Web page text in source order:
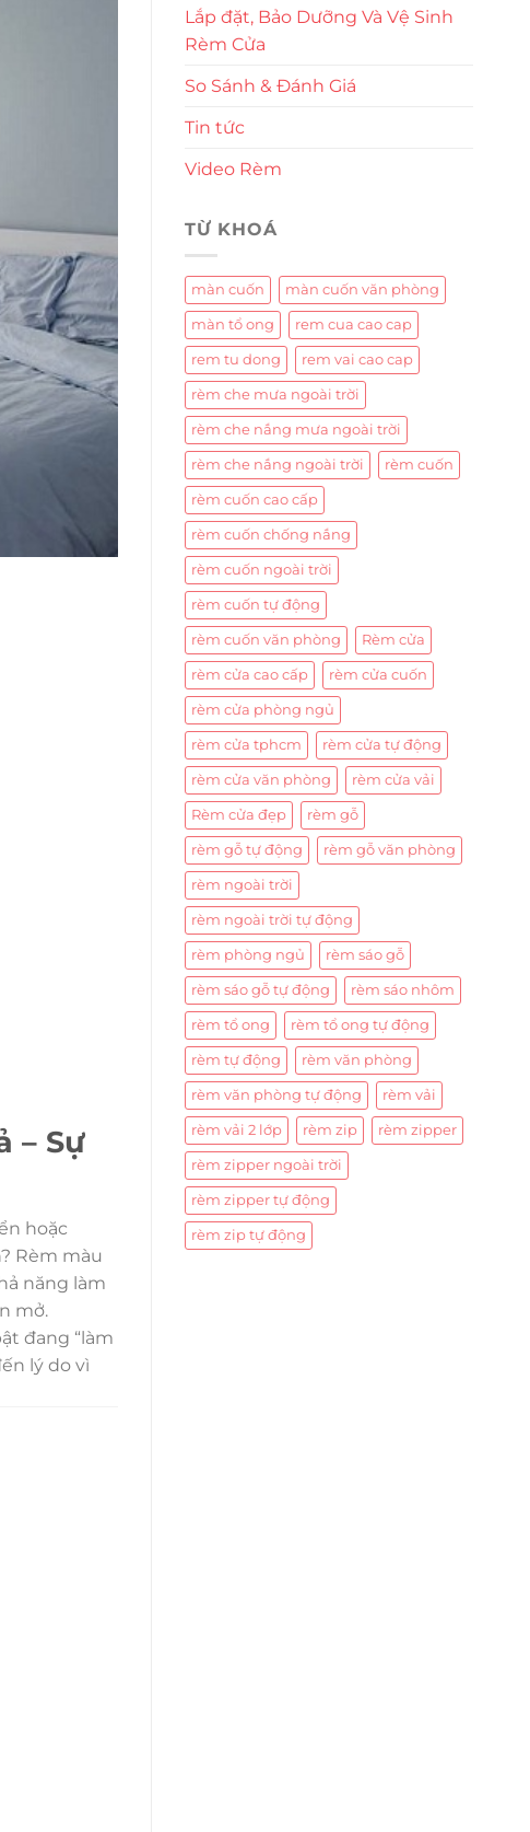
– Sự
hoặc
Rèm màu
năng làm
mở.
đang “làm
lý do vì
Lắp đặt, Bảo Dưỡng Và Vệ Sinh
Rèm Cửa
So Sánh & Đánh Giá
Tin tức
Video Rèm
TỪ KHOÁ
màn cuốn màn cuốn văn phòng
màn tổ ong rem cua cao cap
rem tu dong rem vai cao cap
rèm che mưa ngoài trời
rèm che nắng mưa ngoài trời
rèm che nắng ngoài trời rèm cuốn
rèm cuốn cao cấp
rèm cuốn chống nắng
rèm cuốn ngoài trời
rèm cuốn tự động
rèm cuốn văn phòng Rèm cửa
rèm cửa cao cấp rèm cửa cuốn
rèm cửa phòng ngủ
rèm cửa tphcm rèm cửa tự động
rèm cửa văn phòng rèm cửa vải
Rèm cửa đẹp rèm gỗ
rèm gỗ tự động rèm gỗ văn phòng
rèm ngoài trời
rèm ngoài trời tự động
rèm phòng ngủ rèm sáo gỗ
rèm sáo gỗ tự động rèm sáo nhôm
rèm tổ ong rèm tổ ong tự động
rèm tự động rèm văn phòng
rèm văn phòng tự động rèm vải
rèm vải 2 lớp rèm zip rèm zipper
rèm zipper ngoài trời
rèm zipper tự động
rèm zip tự động